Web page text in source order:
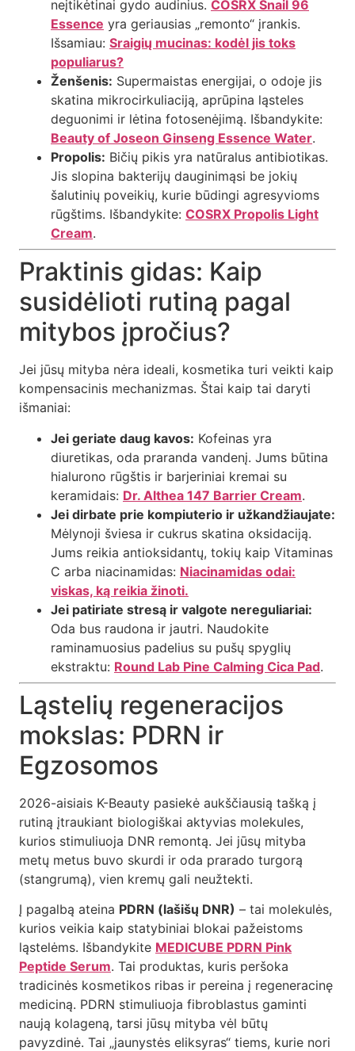
neįtikėtinai gydo audinius. COSRX Snail 96
Essence yra geriausias „remonto“ įrankis.
Išsamiau: Sraigių mucinas: kodėl jis toks
populiarus?
Ženšenis: Supermaistas energijai, o odoje jis
skatina mikrocirkuliaciją, aprūpina ląsteles
deguonimi ir lėtina fotosenėjimą. Išbandykite:
Beauty of Joseon Ginseng Essence Water.
Propolis: Bičių pikis yra natūralus antibiotikas.
Jis slopina bakterijų dauginimąsi be jokių
šalutinių poveikių, kurie būdingi agresyvioms
rūgštims. Išbandykite: COSRX Propolis Light
Cream.
Praktinis gidas: Kaip
susidėlioti rutiną pagal
mitybos įpročius?
Jei jūsų mityba nėra ideali, kosmetika turi veikti kaip
kompensacinis mechanizmas. Štai kaip tai daryti
išmaniai:
Jei geriate daug kavos: Kofeinas yra
diuretikas, oda praranda vandenį. Jums būtina
hialurono rūgštis ir barjeriniai kremai su
keramidais: Dr. Althea 147 Barrier Cream.
Jei dirbate prie kompiuterio ir užkandžiaujate:
Mėlynoji šviesa ir cukrus skatina oksidaciją.
Jums reikia antioksidantų, tokių kaip Vitaminas
C arba niacinamidas: Niacinamidas odai:
viskas, ką reikia žinoti.
Jei patiriate stresą ir valgote nereguliariai:
Oda bus raudona ir jautri. Naudokite
raminamuosius padelius su pušų spyglių
ekstraktu: Round Lab Pine Calming Cica Pad.
Ląstelių regeneracijos
mokslas: PDRN ir
Egzosomos
2026-aisiais K-Beauty pasiekė aukščiausią tašką į
rutiną įtraukiant biologiškai aktyvias molekules,
kurios stimuliuoja DNR remontą. Jei jūsų mityba
metų metus buvo skurdi ir oda prarado turgorą
(stangrumą), vien kremų gali neužtekti.
Į pagalbą ateina PDRN (lašišų DNR) – tai molekulės,
kurios veikia kaip statybiniai blokai pažeistoms
ląstelėms. Išbandykite MEDICUBE PDRN Pink
Peptide Serum. Tai produktas, kuris peršoka
tradicinės kosmetikos ribas ir pereina į regeneracinę
mediciną. PDRN stimuliuoja fibroblastus gaminti
naują kolageną, tarsi jūsų mityba vėl būtų
pavyzdinė. Tai „jaunystės eliksyras“ tiems, kurie nori